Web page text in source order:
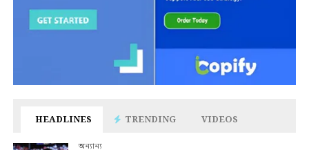
HEADLINES TRENDING VIDEOS
অন্যান্য